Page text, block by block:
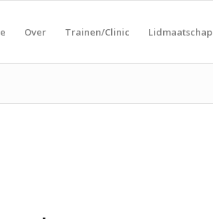
Over Trainen/Clinic Lidmaatschap